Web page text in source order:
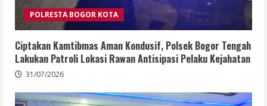
POLRESTA BOGOR KOTA
Ciptakan Kamtibmas Aman Kondusif, Polsek Bogor Tengah
Lakukan Patroli Lokasi Rawan Antisipasi Pelaku Kejahatan
31/07/2026